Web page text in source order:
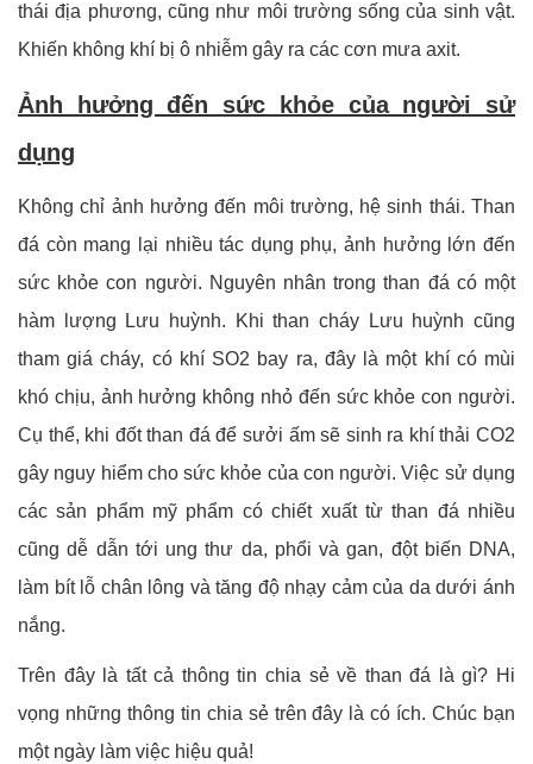
thái địa phương, cũng như môi trường sống của sinh vật.
Khiến không khí bị ô nhiễm gây ra các cơn mưa axit.
Ảnh hưởng đến sức khỏe của người sử
dụng
Không chỉ ảnh hưởng đến môi trường, hệ sinh thái. Than
đá còn mang lại nhiều tác dụng phụ, ảnh hưởng lớn đến
sức khỏe con người. Nguyên nhân trong than đá có một
hàm lượng Lưu huỳnh. Khi than cháy Lưu huỳnh cũng
tham giá cháy, có khí SO2 bay ra, đây là một khí có mùi
khó chịu, ảnh hưởng không nhỏ đến sức khỏe con người.
Cụ thể, khi đốt than đá để sưởi ấm sẽ sinh ra khí thải CO2
gây nguy hiểm cho sức khỏe của con người. Việc sử dụng
các sản phẩm mỹ phẩm có chiết xuất từ than đá nhiều
cũng dễ dẫn tới ung thư da, phổi và gan, đột biến DNA,
làm bít lỗ chân lông và tăng độ nhạy cảm của da dưới ánh
nắng.
Trên đây là tất cả thông tin chia sẻ về than đá là gì? Hi
vọng những thông tin chia sẻ trên đây là có ích. Chúc bạn
một ngày làm việc hiệu quả!